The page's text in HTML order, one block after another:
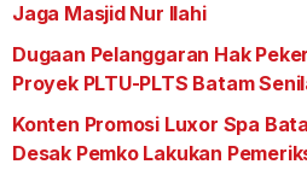
Jaga Masjid Nur Ilahi
Dugaan Pelanggaran Hak
Proyek PLTU-PLTS Batam
Konten Promosi Luxor Spa
Desak Pemko Lakukan